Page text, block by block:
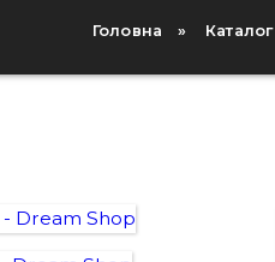
Головна Каталог